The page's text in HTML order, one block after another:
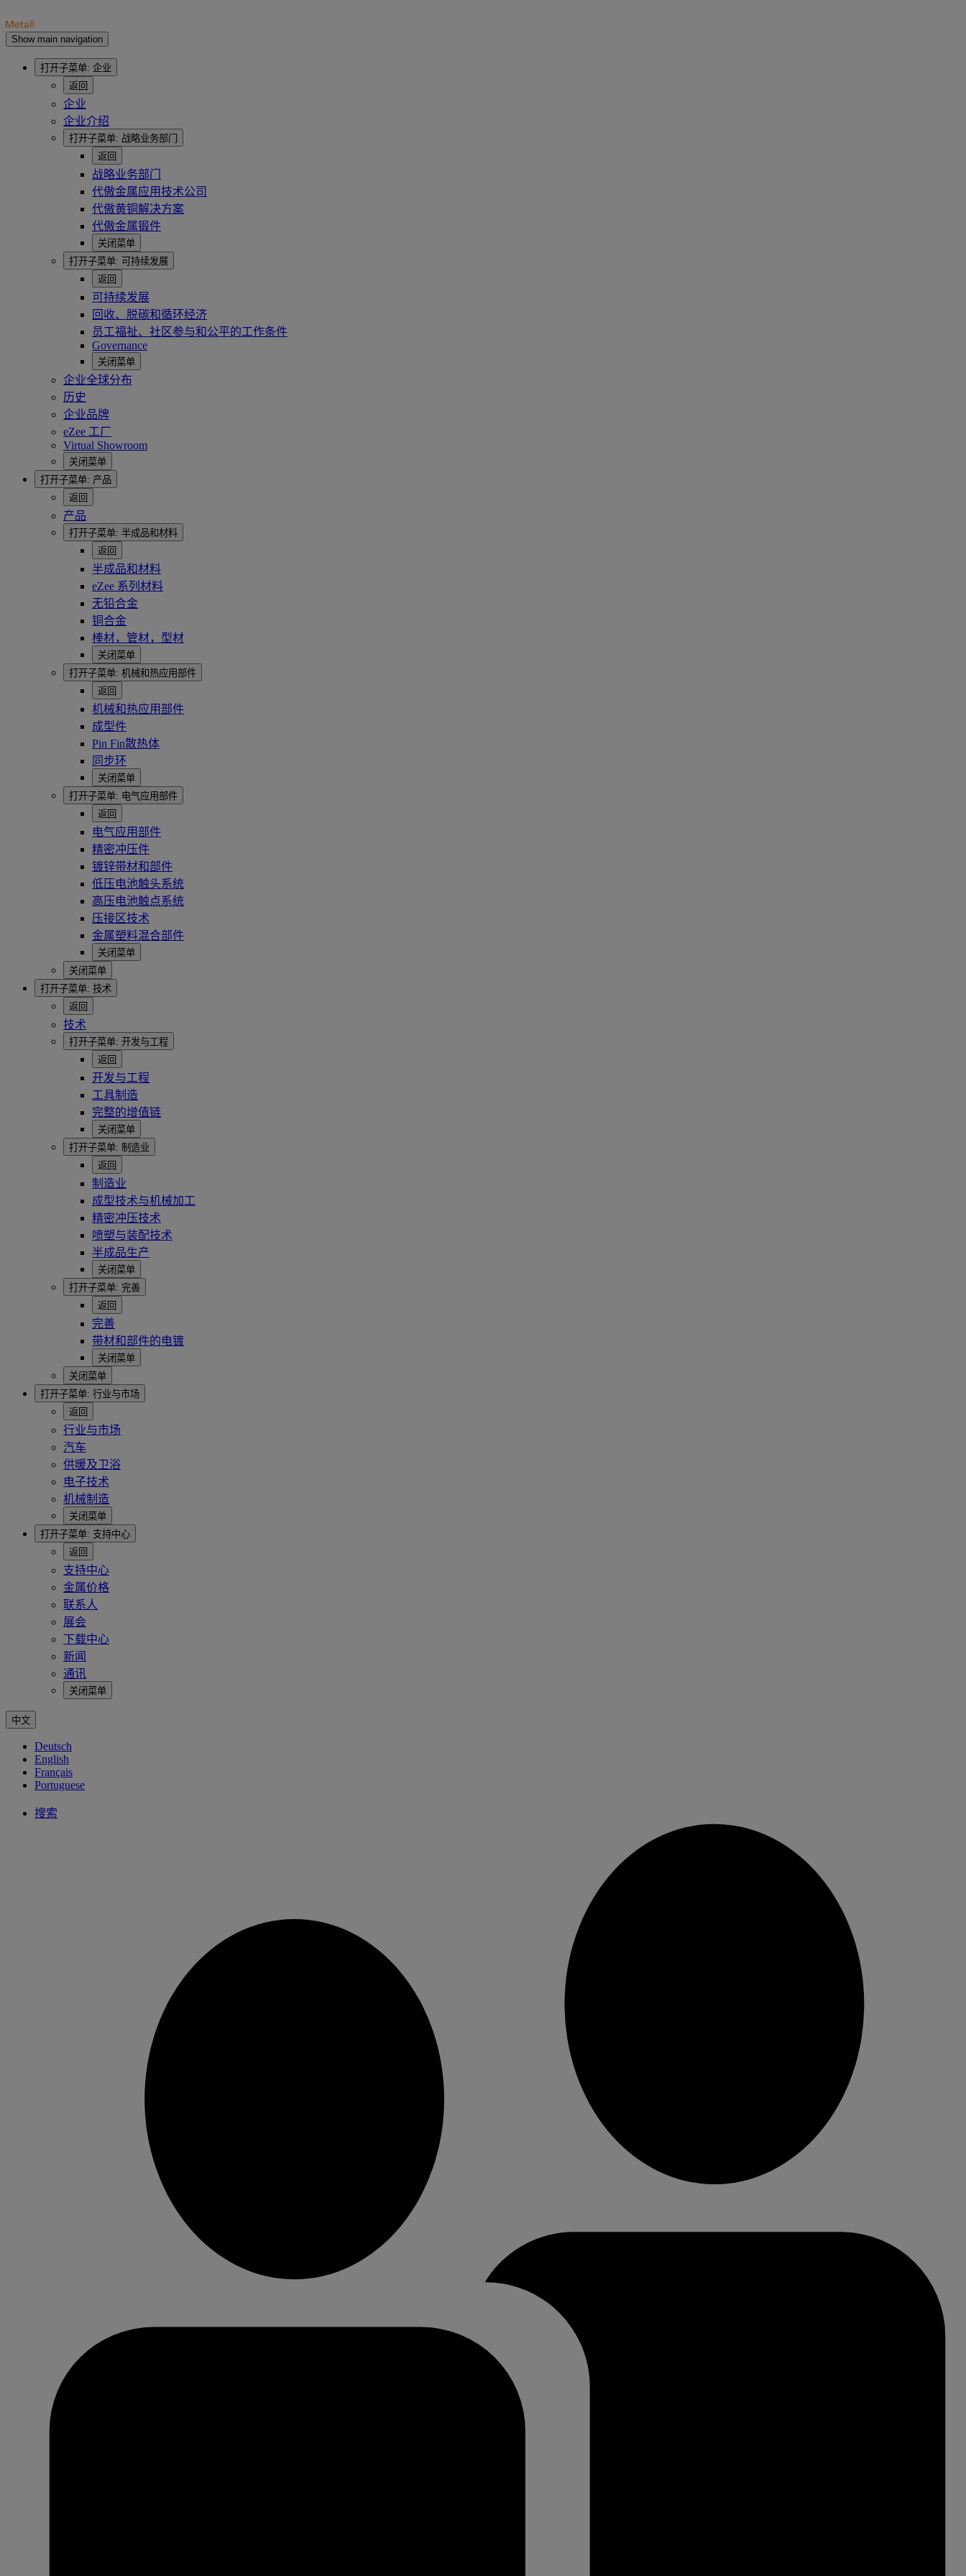
Show main navigation
打开子菜单: 企业
返回
企业
企业介绍
打开子菜单: 战略业务部门
返回
战略业务部门
代傲金属应用技术公司
代傲黄铜解决方案
代傲金属锻件
关闭菜单
打开子菜单: 可持续发展
返回
可持续发展
回收、脱碳和循环经济
员工福祉、社区参与和公平的工作条件
Governance
关闭菜单
企业全球分布
历史
企业品牌
eZee 工厂
Virtual Showroom
关闭菜单
打开子菜单: 产品
返回
产品
打开子菜单: 半成品和材料
返回
半成品和材料
eZee 系列材料
无铅合金
铜合金
棒材，管材，型材
关闭菜单
打开子菜单: 机械和热应用部件
返回
机械和热应用部件
成型件
Pin Fin散热体
同步环
关闭菜单
打开子菜单: 电气应用部件
返回
电气应用部件
精密冲压件
镀锌带材和部件
低压电池触头系统
高压电池触点系统
压接区技术
金属塑料混合部件
关闭菜单
关闭菜单
打开子菜单: 技术
返回
技术
打开子菜单: 开发与工程
返回
开发与工程
工具制造
完整的增值链
关闭菜单
打开子菜单: 制造业
返回
制造业
成型技术与机械加工
精密冲压技术
喷塑与装配技术
半成品生产
关闭菜单
打开子菜单: 完善
返回
完善
带材和部件的电镀
关闭菜单
关闭菜单
打开子菜单: 行业与市场
返回
行业与市场
汽车
供暖及卫浴
电子技术
机械制造
关闭菜单
打开子菜单: 支持中心
返回
支持中心
金属价格
联系人
展会
下载中心
新闻
通讯
关闭菜单
中文
Deutsch
English
Français
Portuguese
搜索